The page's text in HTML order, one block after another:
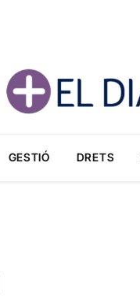
GESTIÓ DRETS